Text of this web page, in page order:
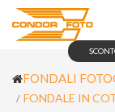
FONDALI
FONDALE IN